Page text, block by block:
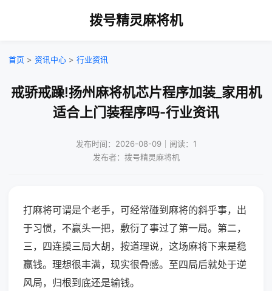
拨号精灵麻将机
首页 > 资讯中心 > 行业资讯
戒骄戒躁!扬州麻将机芯片程序加装_家用机
适合上门装程序吗-行业资讯
发布时间：2026-08-09｜阅读：1
发布者：拨号精灵麻将机
打麻将可谓是个老手，可经常碰到麻将的斜乎事，出
于习惯，不赢头一把，敷衍了事过了第一局。第二，
三，四连摸三局大胡，按道理说，这场麻将下来是稳
赢钱。理想很丰满，现实很骨感。至四局后就处于逆
风局，归根到底还是输钱。